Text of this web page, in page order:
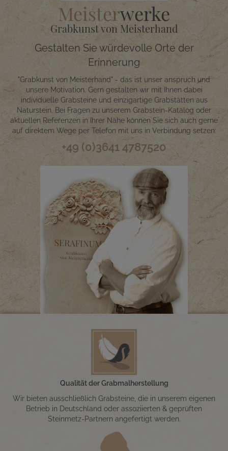
Meisterwerke
Grabkunst von Meisterhand
Gestalten Sie würdevolle Orte der
Erinnerung
"Grabkunst von Meisterhand" - das ist unser anspruch und
unsere Motivation. Gern gestalten wir mit Ihnen dabei
individuelle Grabsteine und einzigartige Grabstätten aus
Naturstein. Bei Fragen zu unserem Grabstein-Katalog oder
aktuellen Referenzen in Ihrer Nähe können Sie sich auch gerne
auf direktem Wege per Telefon mit uns in Verbindung setzen:
+49 (0)3641 4787520
Qualität der Grabmalherstellung
Wir bieten ausschließlich Grabsteine, die in unserem eigenen
Betrieb in Deutschland oder assoziierten & geprüften
Steinmetz-Partnern angefertigt werden.